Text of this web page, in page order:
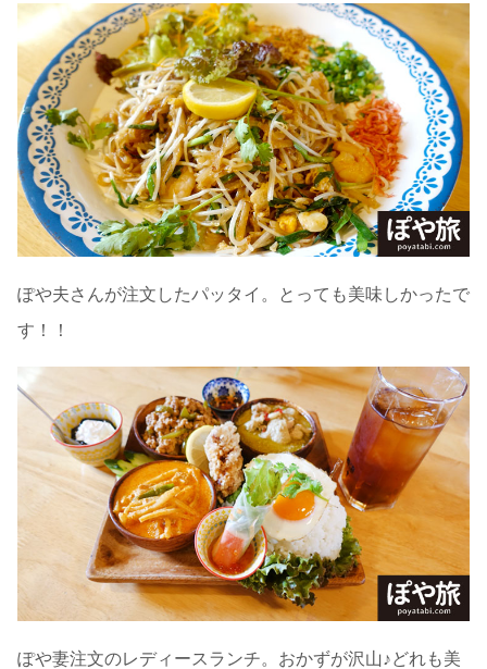
ぽや夫さんが注文したパッタイ。とっても美味しかったで
す！！
ぽや妻注文のレディースランチ。おかずが沢山♪どれも美